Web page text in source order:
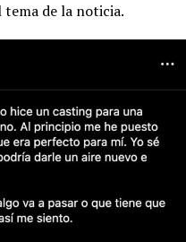
tema de la noticia.